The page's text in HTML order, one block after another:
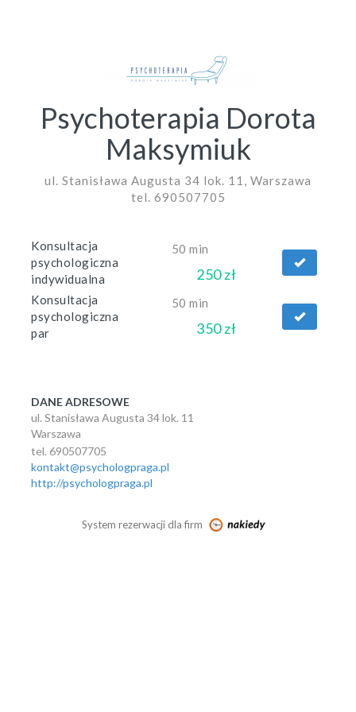
Psychoterapia Dorota
Maksymiuk
ul. Stanisława Augusta 34 lok. 11, Warszawa
tel. 690507705
Konsultacja
psychologiczna
indywidualna
50 min
250 zł
Konsultacja
psychologiczna
par
50 min
350 zł
DANE ADRESOWE
ul. Stanisława Augusta 34 lok. 11
Warszawa
tel. 690507705
kontakt@psychologpraga.pl
http://psychologpraga.pl
System rezerwacji dla firm